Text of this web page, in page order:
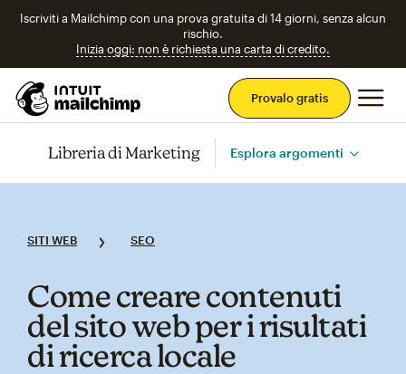
Iscriviti a Mailchimp con una prova gratuita di 14 giorni, senza alcun
rischio.
Inizia oggi: non è richiesta una carta di credito.
Provalo gratis
Libreria di Marketing Esplora argomenti
SITI WEB SEO
Come creare contenuti
del sito web per i risultati
di ricerca locale